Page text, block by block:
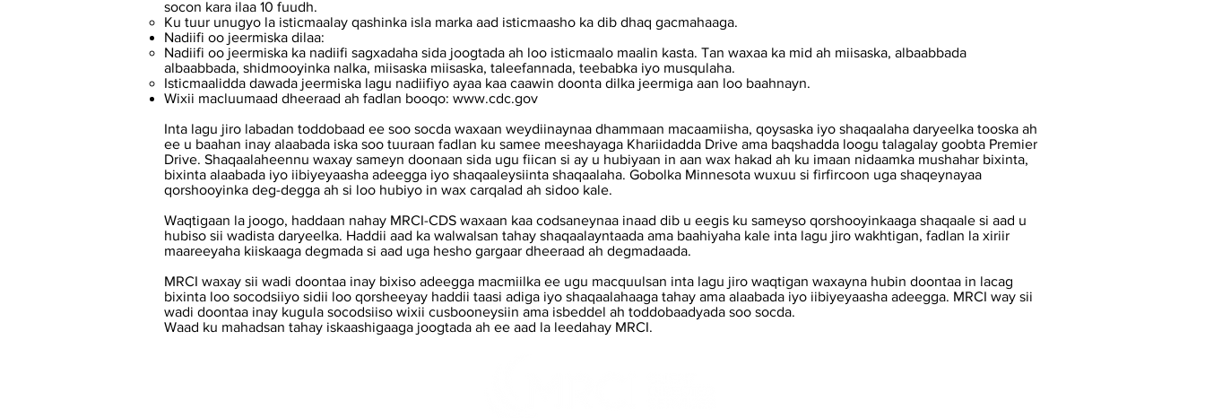
socon kara ilaa 10 fuudh.
Ku tuur unugyo la isticmaalay qashinka isla marka aad isticmaasho ka dib dhaq gacmahaaga.
Nadiifi oo jeermiska dilaa:
Nadiifi oo jeermiska ka nadiifi sagxadaha sida joogtada ah loo isticmaalo maalin kasta. Tan waxaa ka mid ah miisaska, albaabbada
albaabbada, shidmooyinka nalka, miisaska miisaska, taleefannada, teebabka iyo musqulaha.
Isticmaalidda dawada jeermiska lagu nadiifiyo ayaa kaa caawin doonta dilka jeermiga aan loo baahnayn.
Wixii macluumaad dheeraad ah fadlan booqo: www.cdc.gov
Inta lagu jiro labadan toddobaad ee soo socda waxaan weydiinaynaa dhammaan macaamiisha, qoysaska iyo shaqaalaha daryeelka tooska ah
ee u baahan inay alaabada iska soo tuuraan fadlan ku samee meeshayaga Khariidadda Drive ama baqshadda loogu talagalay goobta Premier
Drive. Shaqaalaheennu waxay sameyn doonaan sida ugu fiican si ay u hubiyaan in aan wax hakad ah ku imaan nidaamka mushahar bixinta,
bixinta alaabada iyo iibiyeyaasha adeegga iyo shaqaaleysiinta shaqaalaha. Gobolka Minnesota wuxuu si firfircoon uga shaqeynayaa
qorshooyinka deg-degga ah si loo hubiyo in wax carqalad ah sidoo kale.
Waqtigaan la joogo, haddaan nahay MRCI-CDS waxaan kaa codsaneynaa inaad dib u eegis ku sameyso qorshooyinkaaga shaqaale si aad u
hubiso sii wadista daryeelka. Haddii aad ka walwalsan tahay shaqaalayntaada ama baahiyaha kale inta lagu jiro wakhtigan, fadlan la xiriir
maareeyaha kiiskaaga degmada si aad uga hesho gargaar dheeraad ah degmadaada.
MRCI waxay sii wadi doontaa inay bixiso adeegga macmiilka ee ugu macquulsan inta lagu jiro waqtigan waxayna hubin doontaa in lacag
bixinta loo socodsiiyo sidii loo qorsheeyay haddii taasi adiga iyo shaqaalahaaga tahay ama alaabada iyo iibiyeyaasha adeegga. MRCI way sii
wadi doontaa inay kugula socodsiiso wixii cusbooneysiin ama isbeddel ah toddobaadyada soo socda.
Waad ku mahadsan tahay iskaashigaaga joogtada ah ee aad la leedahay MRCI.